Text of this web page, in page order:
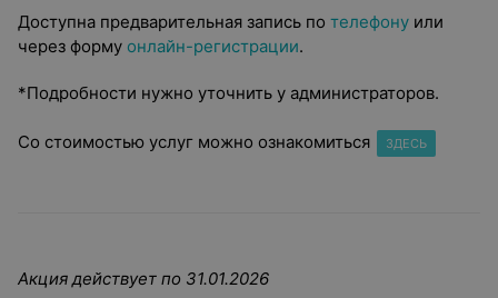
Доступна предварительная запись по телефону или
через форму онлайн-регистрации.
*Подробности нужно уточнить у администраторов.
Со стоимостью услуг можно ознакомиться ЗДЕСЬ
Акция действует по 31.01.2026